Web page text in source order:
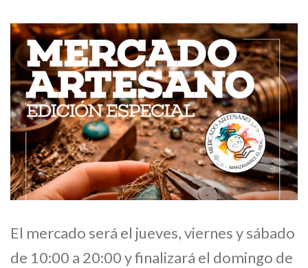
El mercado será el jueves, viernes y sábado
de 10:00 a 20:00 y finalizará el domingo de